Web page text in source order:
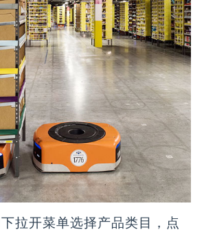
拉开菜单选择产品类目，点